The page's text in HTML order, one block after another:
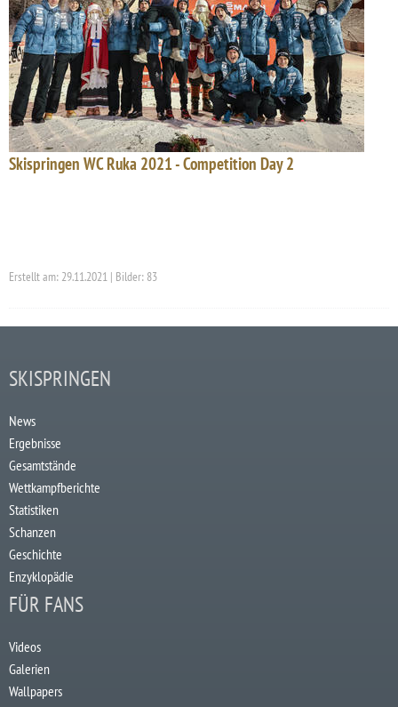
Skispringen WC Ruka 2021 - Competition Day 2
Erstellt am: 29.11.2021 | Bilder: 83
SKISPRINGEN
News
Ergebnisse
Gesamtstände
Wettkampfberichte
Statistiken
Schanzen
Geschichte
Enzyklopädie
FÜR FANS
Videos
Galerien
Wallpapers